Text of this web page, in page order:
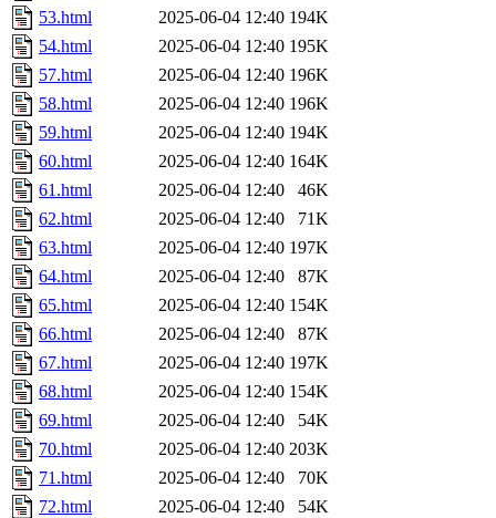
53.html
2025-06-04 12:40 194K
54.html
2025-06-04 12:40 195K
57.html
2025-06-04 12:40 196K
58.html
2025-06-04 12:40 196K
59.html
2025-06-04 12:40 194K
60.html
2025-06-04 12:40 164K
61.html
2025-06-04 12:40
46K
62.html
2025-06-04 12:40
71K
63.html
2025-06-04 12:40 197K
64.html
2025-06-04 12:40
87K
65.html
2025-06-04 12:40 154K
66.html
2025-06-04 12:40
87K
67.html
2025-06-04 12:40 197K
68.html
2025-06-04 12:40 154K
69.html
2025-06-04 12:40
54K
70.html
2025-06-04 12:40 203K
71.html
2025-06-04 12:40
70K
72.html
2025-06-04 12:40
54K